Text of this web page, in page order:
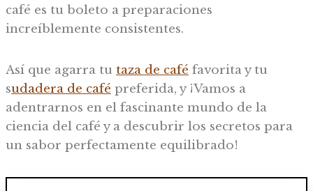
café es tu boleto a preparaciones
increíblemente consistentes.
Así que agarra tu taza de café favorita y tu
sudadera de café preferida, y ¡Vamos a
adentrarnos en el fascinante mundo de la
ciencia del café y a descubrir los secretos para
un sabor perfectamente equilibrado!